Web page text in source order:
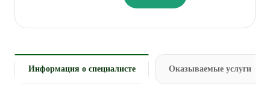
Информация о специалисте Оказываемые услуги